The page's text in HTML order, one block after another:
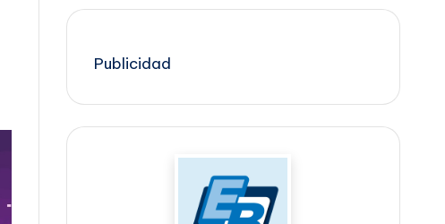
Publicidad